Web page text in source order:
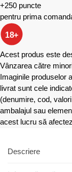
+250 puncte
pentru prima
18+
Acest produs este
Vânzarea către
Imaginile produselor
livrat sunt cele
(denumire, cod,
ambalajul sau
acest lucru să
Descriere